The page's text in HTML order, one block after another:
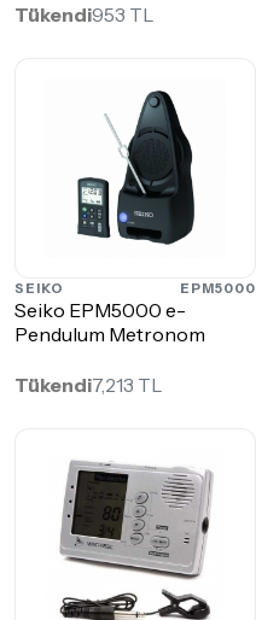
Tükendi953 TL
SEIKO EPM5000
Seiko EPM5000 e-
Pendulum Metronom
Tükendi7,213 TL